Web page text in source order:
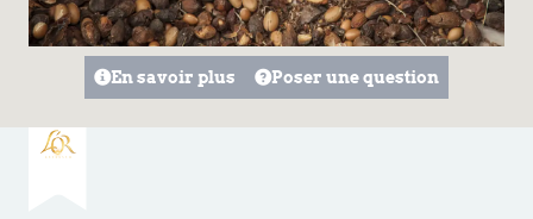
En savoir plus Poser une question